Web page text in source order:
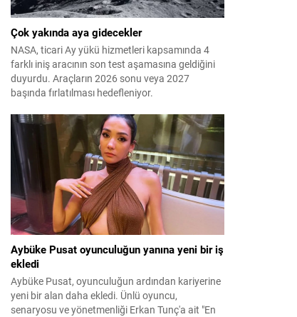
Çok yakında aya gidecekler
NASA, ticari Ay yükü hizmetleri kapsamında 4
farklı iniş aracının son test aşamasına geldiğini
duyurdu. Araçların 2026 sonu veya 2027
başında fırlatılması hedefleniyor.
Aybüke Pusat oyunculuğun yanına yeni bir iş
ekledi
Aybüke Pusat, oyunculuğun ardından kariyerine
yeni bir alan daha ekledi. Ünlü oyuncu,
senaryosu ve yönetmenliği Erkan Tunç'a ait "En